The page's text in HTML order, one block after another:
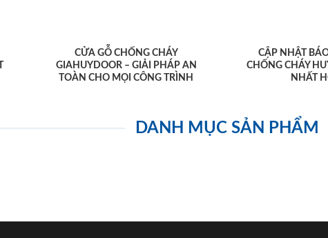
CỬA GỖ CHỐNG CHÁY
GIAHUYDOOR – GIẢI PHÁP AN
TOÀN CHO MỌI CÔNG TRÌNH
CẬP NHẬT
CHỐNG CHÁY
NHẤT
DANH MỤC SẢN PHẨM